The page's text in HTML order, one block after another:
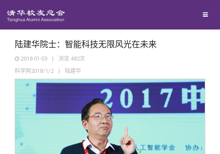
西南联大校友会
义工计划
新媒体平台
青春风采
校友讲坛
校友视界
陆建华院士：智能科技无限风光在未来
2018-01-03 | 浏览 482次
科学网2018/1/2
| 陆建华